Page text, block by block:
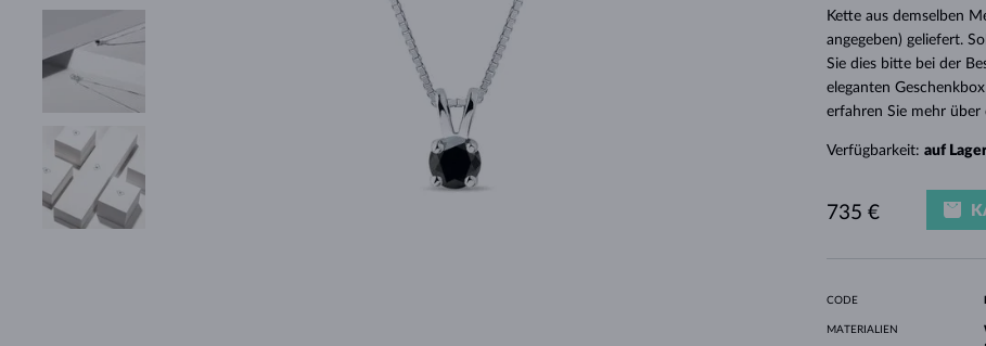
HALO-DESIGN
ORIGINELLE SETS
AMETHYSTE
EINZELOHRRINGE
GELBGOLD
ROSÉGOLD
EDELSTEINE
MAGNETISCHE HALSKETTEN
SÜSSWASSERPERLEN
LÜNETTENFASSUNG
ROSÉGOLD
GRAVIERBARER SCHMUCK
FÜR DIE MUTTER GESCHENKIDEENKette aus demselben
angegeben) geliefert.
Sie dies bitte bei der
eleganten
erfahren Sie mehr
Verfügbarkeit: auf Lager
735 €
CODE
MATERIALIEN